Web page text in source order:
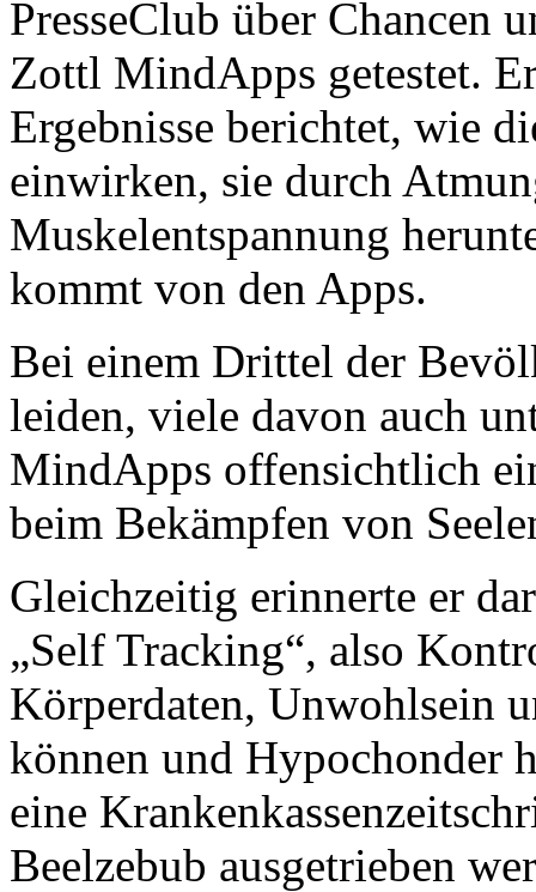
PresseClub über Chancen
Zottl MindApps getestet.
Ergebnisse berichtet, wie
einwirken, sie durch
Muskelentspannung
kommt von den Apps.
Bei einem Drittel der
leiden, viele davon auch
MindApps offensichtlich
beim Bekämpfen von
Gleichzeitig erinnerte er
„Self Tracking“, also
Körperdaten, Unwohlsein
können und Hypochonder
eine
Beelzebub ausgetrieben